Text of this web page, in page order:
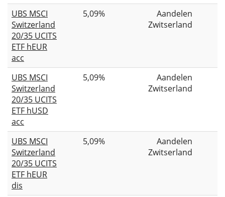
UBS MSCI
Switzerland
20/35 UCITS
ETF hEUR
acc
5,09%
Aandelen
Zwitserland
UBS MSCI
Switzerland
20/35 UCITS
ETF hUSD
acc
5,09%
Aandelen
Zwitserland
UBS MSCI
Switzerland
20/35 UCITS
ETF hEUR
dis
5,09%
Aandelen
Zwitserland